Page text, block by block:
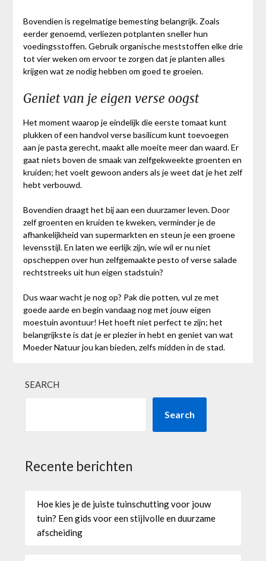
Bovendien is regelmatige bemesting belangrijk. Zoals
eerder genoemd, verliezen potplanten sneller hun
voedingsstoffen. Gebruik organische meststoffen elke drie
tot vier weken om ervoor te zorgen dat je planten alles
krijgen wat ze nodig hebben om goed te groeien.
Geniet van je eigen verse oogst
Het moment waarop je eindelijk die eerste tomaat kunt
plukken of een handvol verse basilicum kunt toevoegen
aan je pasta gerecht, maakt alle moeite meer dan waard. Er
gaat niets boven de smaak van zelfgekweekte groenten en
kruiden; het voelt gewoon anders als je weet dat je het zelf
hebt verbouwd.
Bovendien draagt het bij aan een duurzamer leven. Door
zelf groenten en kruiden te kweken, verminder je de
afhankelijkheid van supermarkten en steun je een groene
levensstijl. En laten we eerlijk zijn, wie wil er nu niet
opscheppen over hun zelfgemaakte pesto of verse salade
rechtstreeks uit hun eigen stadstuin?
Dus waar wacht je nog op? Pak die potten, vul ze met
goede aarde en begin vandaag nog met jouw eigen
moestuin avontuur! Het hoeft niet perfect te zijn; het
belangrijkste is dat je er plezier in hebt en geniet van wat
Moeder Natuur jou kan bieden, zelfs midden in de stad.
SEARCH
Search
Recente berichten
Hoe kies je de juiste tuinschutting voor jouw
tuin? Een gids voor een stijlvolle en duurzame
afscheiding